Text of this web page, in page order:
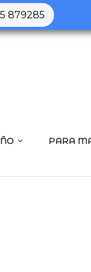
879285
PARA